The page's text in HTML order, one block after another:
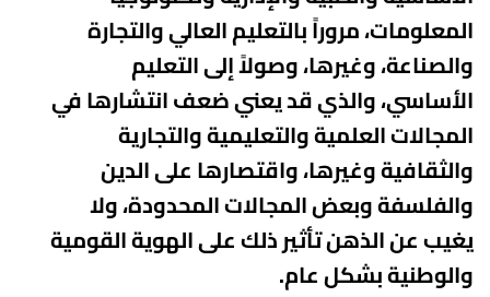
المعلومات،مروراً بالتعليم العالي والتجارة
والصناعة، وغيرها، وصولاً إلى التعليم
الأساسي،والذي قد يعني ضعف انتشارها في
المجالات العلمية والتعليمية والتجارية
والثقافيةوغيرها، واقتصارها على الدين
والفلسفة وبعض المجالات المحدودة، ولا
يغيب عن الذهنتأثير ذلك على الهوية القومية
والوطنية بشكل عام.